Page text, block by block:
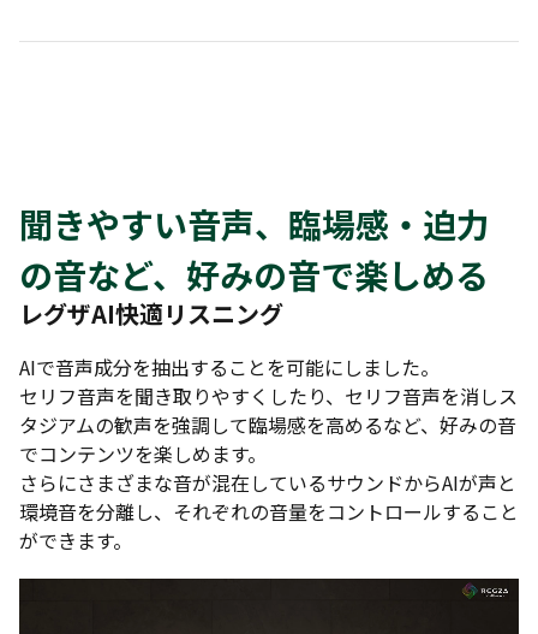
聞きやすい音声、臨場感・迫力
の音など、好みの音で楽しめる
レグザAI快適リスニング
AIで音声成分を抽出することを可能にしました。
セリフ音声を聞き取りやすくしたり、セリフ音声を消しス
タジアムの歓声を強調して臨場感を高めるなど、好みの音
でコンテンツを楽しめます。
さらにさまざまな音が混在しているサウンドからAIが声と
環境音を分離し、それぞれの音量をコントロールすること
ができます。